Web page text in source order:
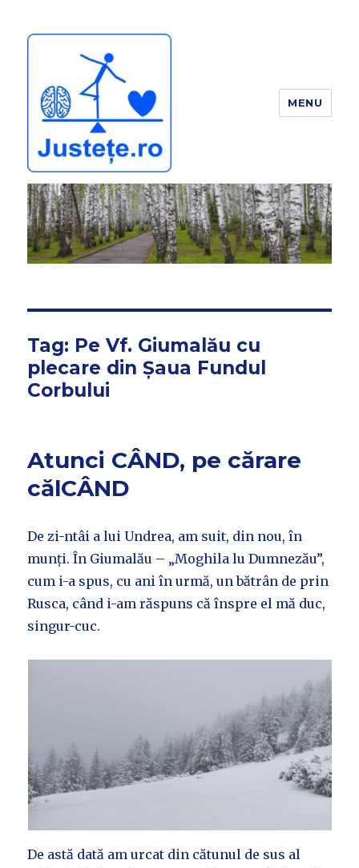
JUSTEȚE
MENU
Tag: Pe Vf. Giumalău cu
plecare din Șaua Fundul
Corbului
Atunci CÂND, pe cărare
călCÂND
De zi-ntâi a lui Undrea, am suit, din nou, în
munți. În Giumalău – „Moghila lu Dumnezău”,
cum i-a spus, cu ani în urmă, un bătrân de prin
Rusca, când i-am răspuns că înspre el mă duc,
singur-cuc.
De astă dată am urcat din cătunul de sus al